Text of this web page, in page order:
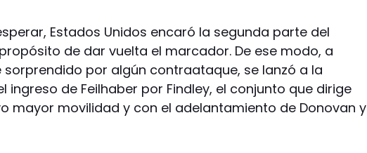
Estados Unidos encaró la segunda parte del
de dar vuelta el marcador. De ese modo, a
sorprendido por algún contraataque, se lanzó a la
ingreso de Feilhaber por Findley, el conjunto que dirige
mayor movilidad y con el adelantamiento de Donovan y